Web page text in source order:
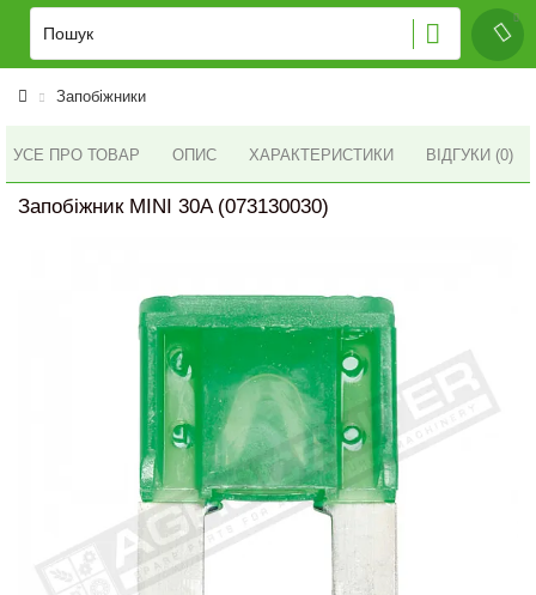
Запобіжники
УСЕ ПРО ТОВАР ОПИС ХАРАКТЕРИСТИКИ ВІДГУКИ (0)
Запобіжник MINI 30A (073130030)